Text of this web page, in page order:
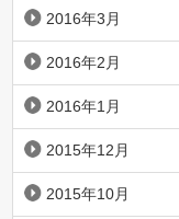
2016年3月
2016年2月
2016年1月
2015年12月
2015年10月